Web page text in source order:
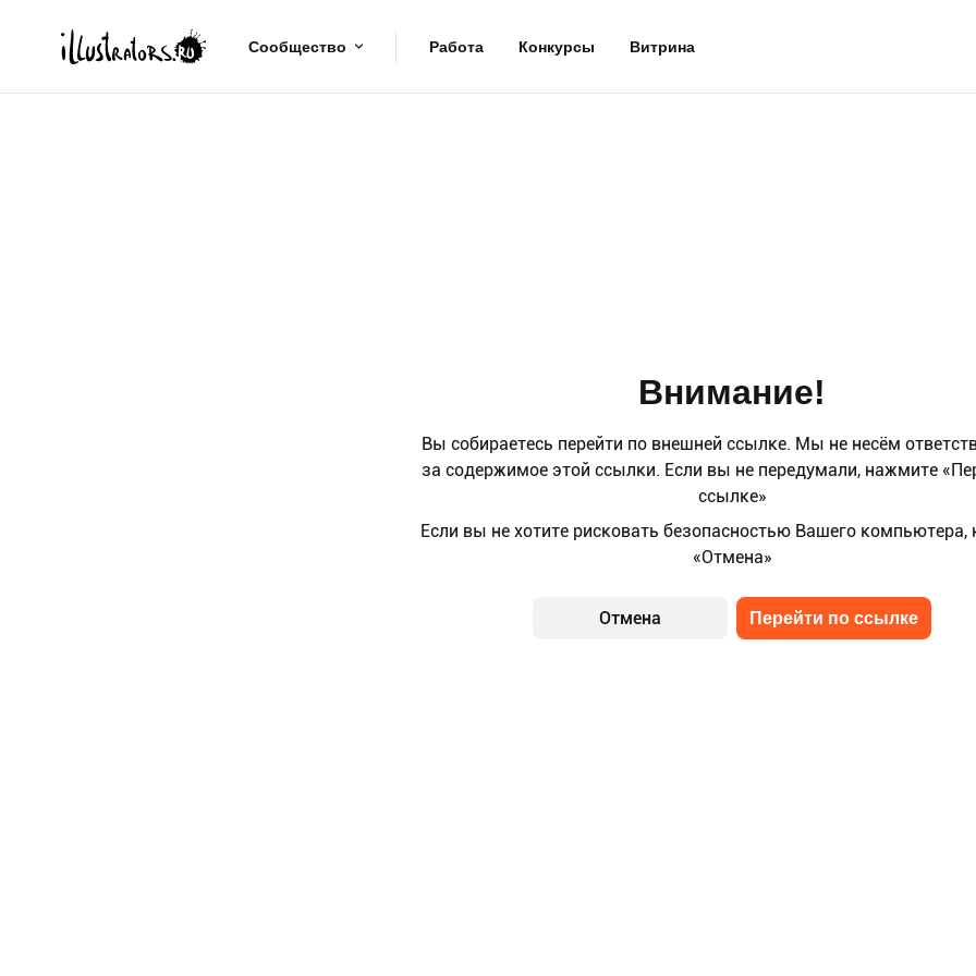
Сообщество Работа Конкурсы Витрина
Внимание!
Вы собираетесь перейти по внешней ссылке. Мы не несём
за содержимое этой ссылки. Если вы не передумали, нажмите
ссылке»
Если вы не хотите рисковать безопасностью Вашего компьютера,
«Отмена»
Отмена Перейти по ссылке